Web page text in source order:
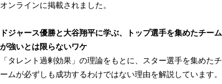
オンラインに掲載されました。
ドジャース優勝と大谷翔平に学ぶ、トップ選手を集めたチーム
が強いとは限らないワケ
「タレント過剰効果」の理論をもとに、スター選手を集めたチ
ームが必ずしも成功するわけではない理由を解説しています。